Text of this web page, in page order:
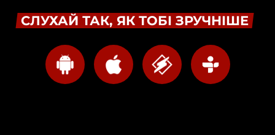
СЛУХАЙ ТАК, ЯК ТОБІ ЗРУЧНІШЕ